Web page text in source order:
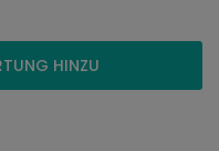
HINZU